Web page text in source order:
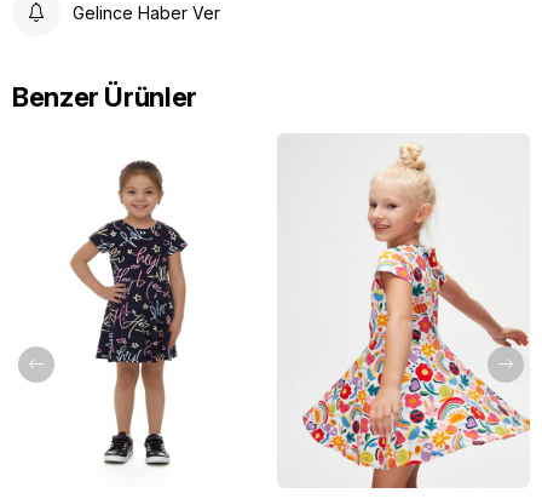
Gelince Haber Ver
Benzer Ürünler